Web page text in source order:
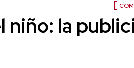
niño: la